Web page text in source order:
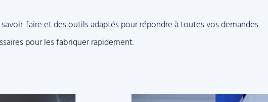
faire et des outils adaptés pour répondre à toutes vos demandes.
pour les fabriquer rapidement.